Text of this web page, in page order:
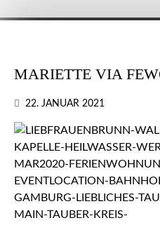
MARIETTE VIA
22. JANUAR 2021